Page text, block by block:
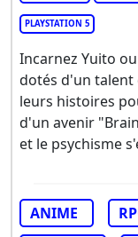
PLAYSTATION 5
Incarnez Yuito
dotés d'un talent
leurs histoires
d'un avenir
et le psychisme
ANIME